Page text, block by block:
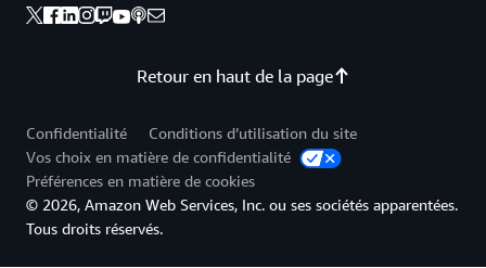
Retour en haut de la page
Confidentialité
Conditions d’utilisation du site
Vos choix en matière de confidentialité
Préférences en matière de cookies
© 2026, Amazon Web Services, Inc. ou ses sociétés apparentées.
Tous droits réservés.